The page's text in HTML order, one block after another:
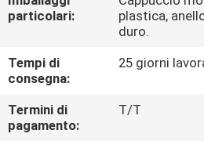
CONTATTICI
RICHIEDA
CITAZIONE
particolari:
plastica,
duro.
Tempi di
consegna:
25 giorni
Termini di
pagamento:
T/T